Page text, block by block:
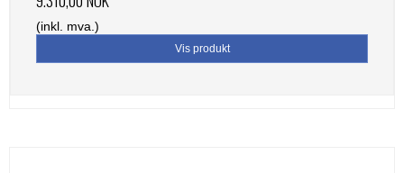
(inkl. mva.)
Vis produkt